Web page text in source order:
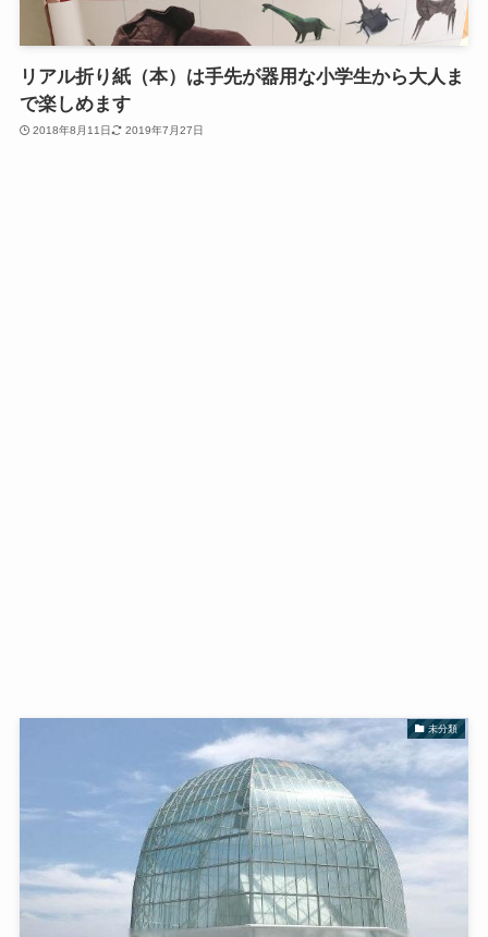
リアル折り紙（本）は手先が器用な小学生から大人ま
で楽しめます
2018年8月11日 2019年7月27日
未分類